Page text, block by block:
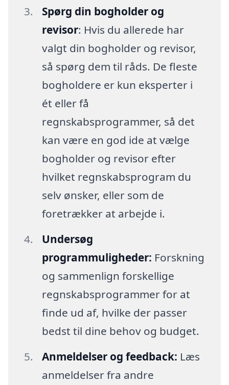
Spørg din bogholder og
revisor: Hvis du allerede har
valgt din bogholder og revisor,
så spørg dem til råds. De fleste
bogholdere er kun eksperter i
ét eller få
regnskabsprogrammer, så det
kan være en god ide at vælge
bogholder og revisor efter
hvilket regnskabsprogram du
selv ønsker, eller som de
foretrækker at arbejde i.
Undersøg
programmuligheder: Forskning
og sammenlign forskellige
regnskabsprogrammer for at
finde ud af, hvilke der passer
bedst til dine behov og budget.
Anmeldelser og feedback: Læs
anmeldelser fra andre